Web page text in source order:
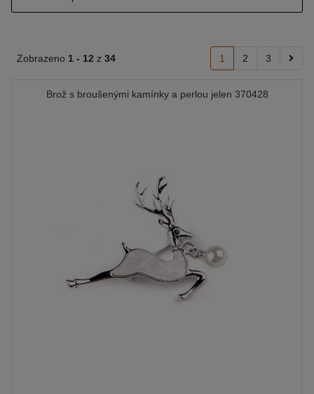
Zobrazeno 1 - 12 z 34 1 2 3
Brož s broušenými kamínky a perlou jelen 370428